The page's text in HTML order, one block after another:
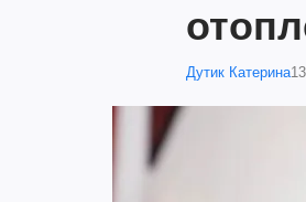
Дутик Катерина